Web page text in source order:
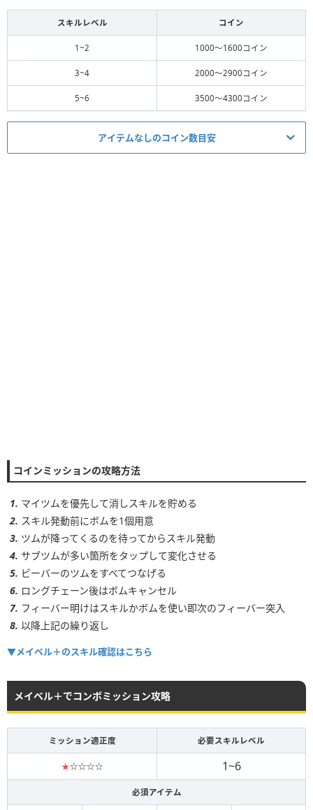
スキルレベル コイン
1~2 1000～1600コイン
3~4 2000～2900コイン
5~6 3500～4300コイン
アイテムなしのコイン数目安
5~6
コインミッションの攻略方法
マイツムを優先して消しスキルを貯める
スキル発動前にボムを1個用意
ツムが降ってくるのを待ってからスキル発動
サブツムが多い箇所をタップして変化させる
ビーバーのツムをすべてつなげる
ロングチェーン後はボムキャンセル
フィーバー明けはスキルかボムを使い即次のフィーバー突入
以降上記の繰り返し
▼メイベル＋のスキル確認はこちら
メイベル＋でコンボミッション攻略
ミッション適正度 必要スキルレベル
★☆☆☆☆ 1~6
必須アイテム